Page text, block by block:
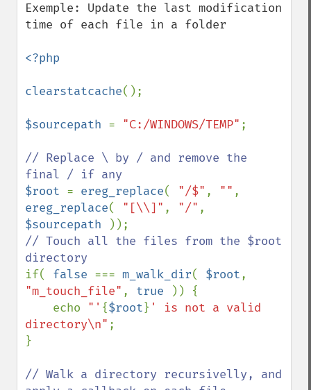
Exemple: Update the last modification
time of each file in a folder
<?php
clearstatcache();
$sourcepath = "C:/WINDOWS/TEMP" ;
// Replace \ by / and remove the
$root = ereg_replace( "/$" , ""
ereg_replace( "[\\]" , "/"
$sourcepath
// Touch all the files from the $root
if( false === m_walk_dir( $root
"m_touch_file" , true
)) {
    echo
"' {$root} ' is not a valid
directory\n" ;
}
// Walk a directory recursivelly, and